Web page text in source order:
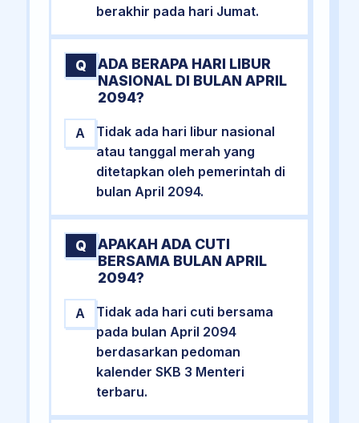
berakhir pada hari Jumat.
Q
ADA BERAPA HARI LIBUR
NASIONAL DI BULAN APRIL
2094?
A
Tidak ada hari libur nasional
atau tanggal merah yang
ditetapkan oleh pemerintah di
bulan April 2094.
Q
APAKAH ADA CUTI
BERSAMA BULAN APRIL
2094?
A
Tidak ada hari cuti bersama
pada bulan April 2094
berdasarkan pedoman
kalender SKB 3 Menteri
terbaru.